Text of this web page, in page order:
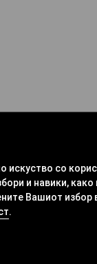
со
и навики,
Вашиот
.